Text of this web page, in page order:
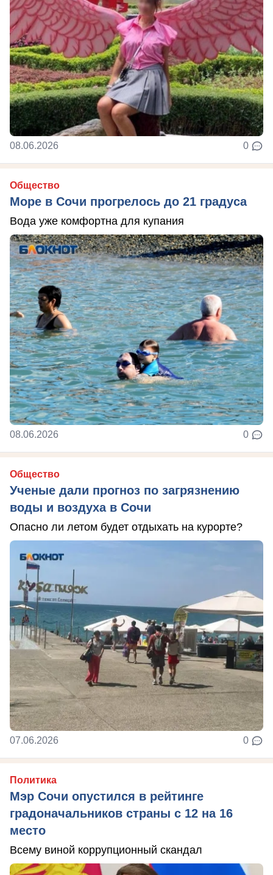
08.06.2026 0
Общество
Море в Сочи прогрелось до 21 градуса
Вода уже комфортна для купания
08.06.2026 0
Общество
Ученые дали прогноз по загрязнению
воды и воздуха в Сочи
Опасно ли летом будет отдыхать на курорте?
07.06.2026 0
Политика
Мэр Сочи опустился в рейтинге
градоначальников страны с 12 на 16
место
Всему виной коррупционный скандал